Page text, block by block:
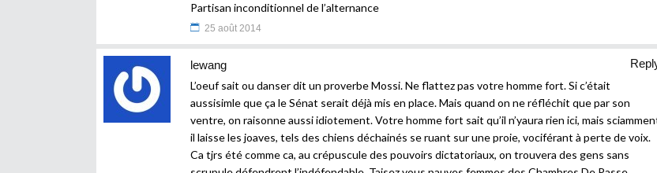
Partisan inconditionnel de l’alternance
25 août 2014
lewang
L’oeuf sait ou danser dit un proverbe Mossi. Ne flattez pas votre homme fort. Si c’était
aussisimle que ça le Sénat serait déjà mis en place. Mais quand on ne réfléchit que par son
ventre, on raisonne aussi idiotement. Votre homme fort sait qu’il n’yaura rien ici, mais
il laisse les joaves, tels des chiens déchainés se ruant sur une proie, vociférant à perte de voix.
Ca tjrs été comme ca, au crépuscule des pouvoirs dictatoriaux, on trouvera des gens sans